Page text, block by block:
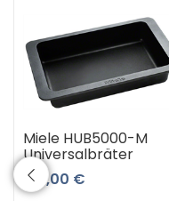
Miele HUB5000-M
Universalbräter
189,00 €